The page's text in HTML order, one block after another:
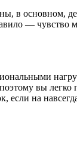
в основном,
—
вы легко
на